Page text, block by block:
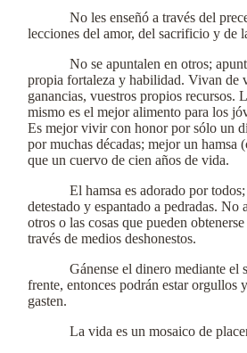
No les enseñó a través del
lecciones del amor, del sacrificio y de
No se apuntalen en otros;
propia fortaleza y habilidad. Vivan de
ganancias, vuestros propios recursos.
mismo es el mejor alimento para los
Es mejor vivir con honor por sólo un
por muchas décadas; mejor un hamsa
que un cuervo de cien años de vida.
El hamsa es adorado por
detestado y espantado a pedradas. No
otros o las cosas que pueden
través de medios deshonestos.
Gánense el dinero mediante el
frente, entonces podrán estar orgullos
gasten.
La vida es un mosaico de